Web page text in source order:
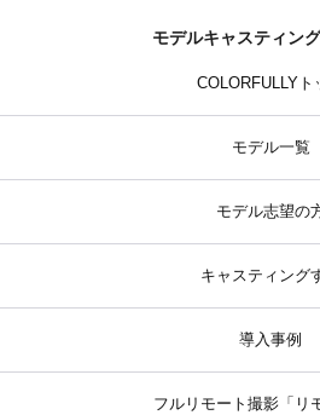
モデルキャスティン
COLORFULLYト
モデル一覧
モデル志望の
キャスティング
導入事例
フルリモート撮影「リ